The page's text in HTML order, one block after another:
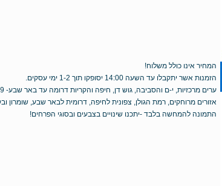
המחיר אינו כולל משלוח!
הזמנות אשר יתקבלו עד השעה 14:00 יסופקו תוך 1-2 ימי עסקים.
ערים מרכזיות, י-ם והסביבה, גוש דן, חיפה והקריות דרומה עד באר שבע- 39 ₪.
אזורים מרוחקים, רמת הגולן, צפונית לחיפה, דרומית לבאר שבע, שומרון ובקעת הירדן- 65 ₪ אספקה
התמונה להמחשה בלבד -יתכנו שינויים בצבעים ובסוגי הפרחים!